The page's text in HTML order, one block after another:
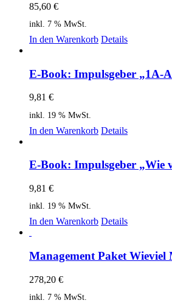
85,60 €
inkl. 7 % MwSt.
In den Warenkorb Details
E-Book: Impulsgeber „1A-
9,81 €
inkl. 19 % MwSt.
In den Warenkorb Details
E-Book: Impulsgeber „Wie
9,81 €
inkl. 19 % MwSt.
In den Warenkorb Details
Management Paket
278,20 €
inkl. 7 % MwSt.